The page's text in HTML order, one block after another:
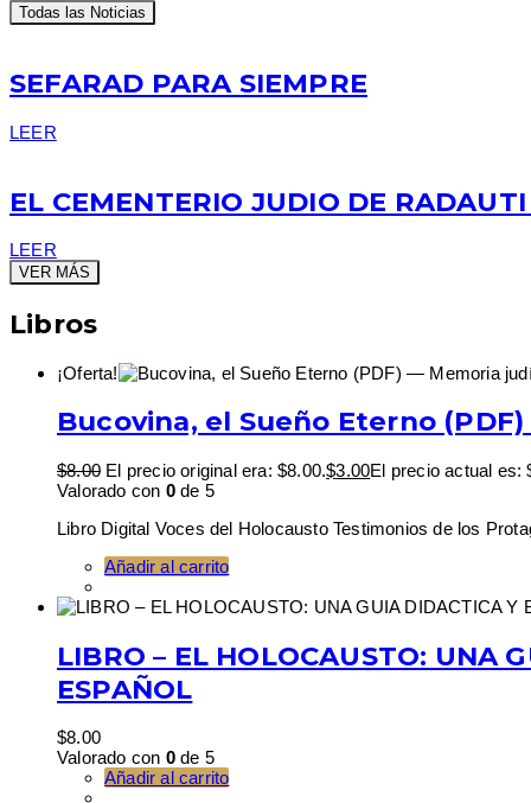
Todas las Noticias
SEFARAD PARA SIEMPRE
LEER
EL CEMENTERIO JUDIO DE
LEER
VER MÁS
Libros
¡Oferta!
Bucovina, el Sueño Eterno
$8.00 El precio original era: $8.00.$3.00El precio actual es:
Valorado con 0de 5
Libro Digital Voces del Holocausto Testimonios de los
Añadir al carrito
LIBRO – EL HOLOCAUSTO: UNA
ESPAÑOL
$8.00
Valorado con 0de 5
Añadir al carrito